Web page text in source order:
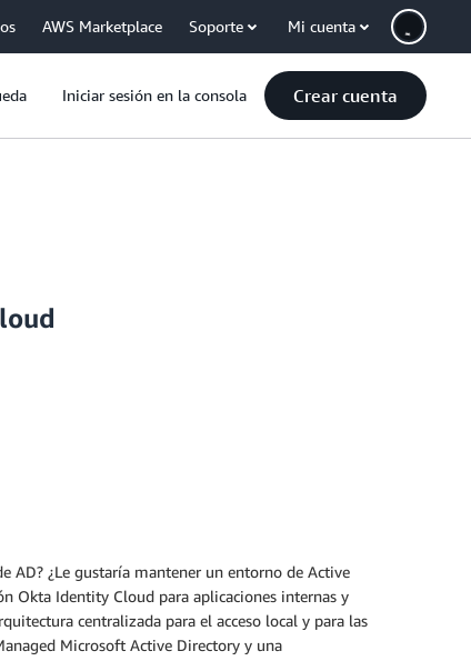
AWS Marketplace Soporte Mi cuenta
Iniciar sesión en la consola Crear cuenta
AD? ¿Le gustaría mantener un entorno de Active
Okta Identity Cloud para aplicaciones internas y
centralizada para el acceso local y para las
Microsoft Active Directory y una